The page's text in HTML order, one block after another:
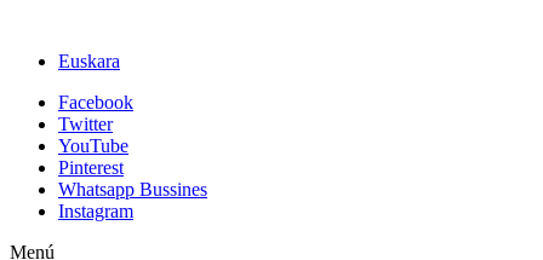
Euskara
Facebook
Twitter
YouTube
Pinterest
Whatsapp Bussines
Instagram
Menú